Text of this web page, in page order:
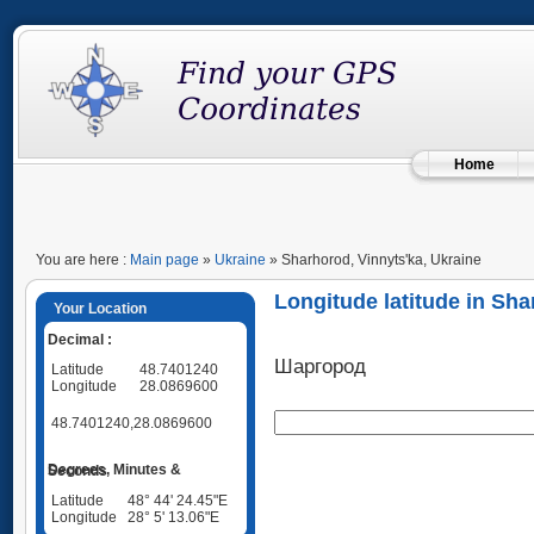
Home
You are here : Main page » Ukraine » Sharhorod, Vinnyts'ka, Ukraine
Your Location
Decimal :
Latitude
48.7401240
Longitude
28.0869600
48.7401240,28.0869600
Degrees, Minutes & Seconds
Latitude
48° 44' 24.45"E
Longitude
28° 5' 13.06"E
Longitude latitude in
Шаргород